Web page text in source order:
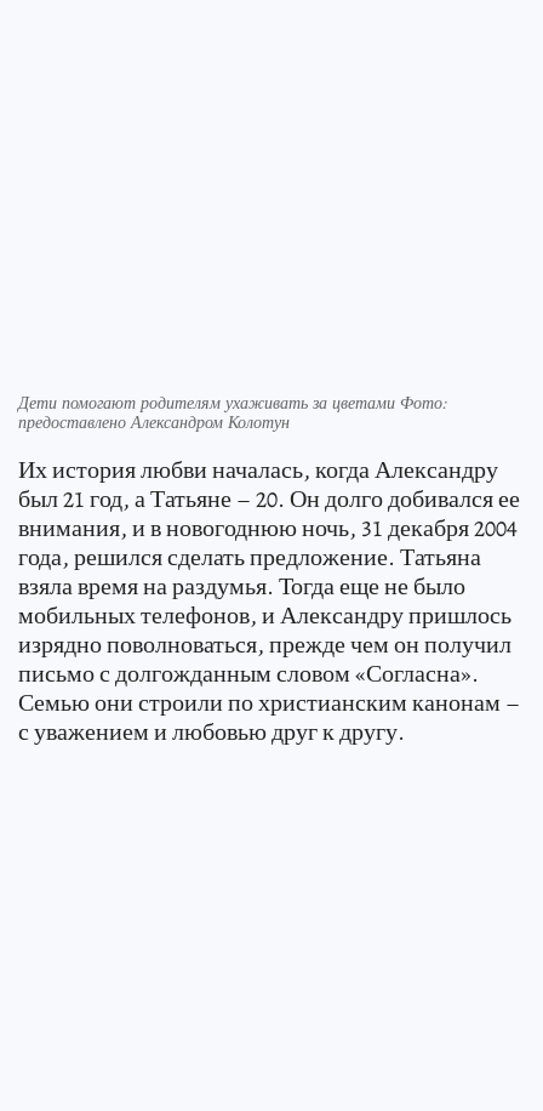
Дети помогают родителям ухаживать за цветами Фото:
предоставлено Александром Колотун
Их история любви началась, когда Александру
был 21 год, а Татьяне – 20. Он долго добивался ее
внимания, и в новогоднюю ночь, 31 декабря 2004
года, решился сделать предложение. Татьяна
взяла время на раздумья. Тогда еще не было
мобильных телефонов, и Александру пришлось
изрядно поволноваться, прежде чем он получил
письмо с долгожданным словом «Согласна».
Семью они строили по христианским канонам –
с уважением и любовью друг к другу.